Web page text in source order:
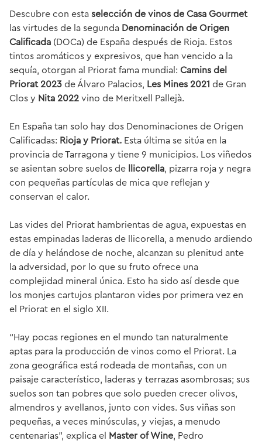
Descubre con esta selección de vinos de Casa Gourmet
las virtudes de la segunda Denominación de Origen
Calificada (DOCa) de España después de Rioja. Estos
tintos aromáticos y expresivos, que han vencido a la
sequía, otorgan al Priorat fama mundial: Camins del
Priorat 2023 de Álvaro Palacios, Les Mines 2021 de Gran
Clos y Nita 2022 vino de Meritxell Pallejà.
En España tan solo hay dos Denominaciones de Origen
Calificadas: Rioja y Priorat. Esta última se sitúa en la
provincia de Tarragona y tiene 9 municipios. Los viñedos
se asientan sobre suelos de llicorella, pizarra roja y negra
con pequeñas partículas de mica que reflejan y
conservan el calor.
Las vides del Priorat hambrientas de agua, expuestas en
estas empinadas laderas de llicorella, a menudo ardiendo
de día y helándose de noche, alcanzan su plenitud ante
la adversidad, por lo que su fruto ofrece una
complejidad mineral única. Esto ha sido así desde que
los monjes cartujos plantaron vides por primera vez en
el Priorat en el siglo XII.
“Hay pocas regiones en el mundo tan naturalmente
aptas para la producción de vinos como el Priorat. La
zona geográfica está rodeada de montañas, con un
paisaje característico, laderas y terrazas asombrosas; sus
suelos son tan pobres que solo pueden crecer olivos,
almendros y avellanos, junto con vides. Sus viñas son
pequeñas, a veces minúsculas, y viejas, a menudo
centenarias”, explica el
Master of Wine, Pedro